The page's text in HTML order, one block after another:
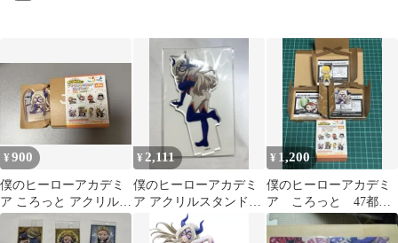
¥900
僕のヒーローアカデミ
ア ころっと アクリルフ
ィギュア Mt.レディ
¥ 2,111
僕のヒーローアカデミ
ア アクリルスタンド
Mt.レディ
¥ 1,200
僕のヒーローアカデミ
ア ころっと 47都道
府県 麗日 砂藤 Mt.
レディ